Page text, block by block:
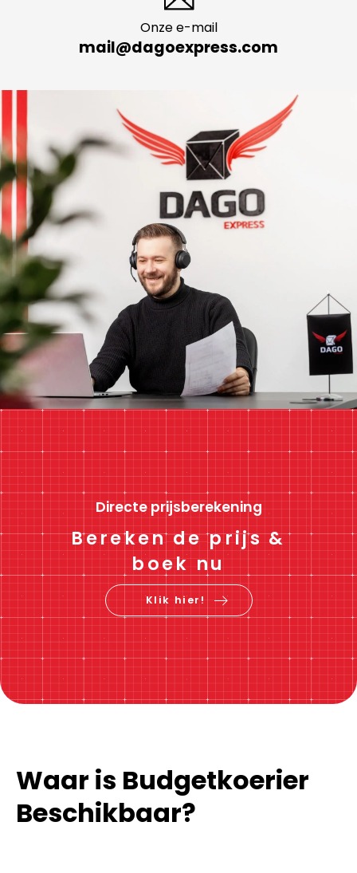
Onze e-mail
mail@dagoexpress.com
Directe prijsberekening
Bereken de prijs &
boek nu
Klik hier!
Waar is Budgetkoerier
Beschikbaar?